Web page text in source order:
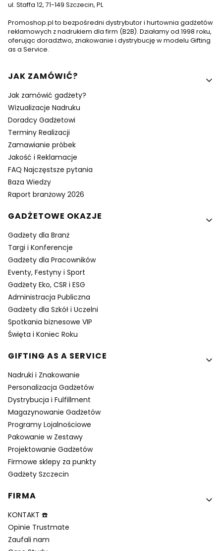
ul. Staffa 12, 71-149 Szczecin, PL
Promoshop.pl to bezpośredni dystrybutor i hurtownia gadżetów
reklamowych z nadrukiem dla firm (B2B). Działamy od 1998 roku,
oferując doradztwo, znakowanie i dystrybucję w modelu Gifting
as a Service.
Linki w stopce
JAK ZAMÓWIĆ?
Jak zamówić gadżety?
Wizualizacje Nadruku
Doradcy Gadżetowi
Terminy Realizacji
Zamawianie próbek
Jakość i Reklamacje
FAQ Najczęstsze pytania
Baza Wiedzy
Raport branżowy 2026
GADŻETOWE OKAZJE
Gadżety dla Branż
Targi i Konferencje
Gadżety dla Pracowników
Eventy, Festyny i Sport
Gadżety Eko, CSR i ESG
Administracja Publiczna
Gadżety dla Szkół i Uczelni
Spotkania biznesowe VIP
Święta i Koniec Roku
GIFTING AS A SERVICE
Nadruki i Znakowanie
Personalizacja Gadżetów
Dystrybucja i Fulfillment
Magazynowanie Gadżetów
Programy Lojalnościowe
Pakowanie w Zestawy
Projektowanie Gadżetów
Firmowe sklepy za punkty
Gadżety Szczecin
FIRMA
KONTAKT ☎️
Opinie Trustmate
Zaufali nam